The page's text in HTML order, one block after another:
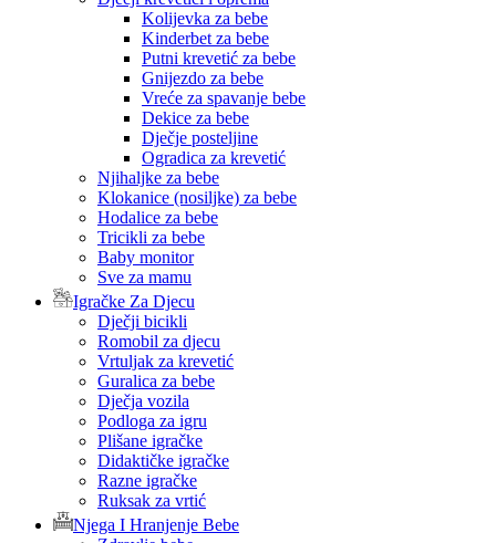
Kolijevka za bebe
Kinderbet za bebe
Putni krevetić za bebe
Gnijezdo za bebe
Vreće za spavanje bebe
Dekice za bebe
Dječje posteljine
Ogradica za krevetić
Njihaljke za bebe
Klokanice (nosiljke) za bebe
Hodalice za bebe
Tricikli za bebe
Baby monitor
Sve za mamu
Igračke Za Djecu
Dječji bicikli
Romobil za djecu
Vrtuljak za krevetić
Guralica za bebe
Dječja vozila
Podloga za igru
Plišane igračke
Didaktičke igračke
Razne igračke
Ruksak za vrtić
Njega I Hranjenje Bebe